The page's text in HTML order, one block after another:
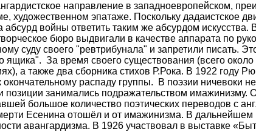
направление в западноевропейском,
художественном эпатаже. Поскольку дадаистское
войны ответить таким же абсурдом
бюро выдвигали в качестве аппарата по
суду своего "ревтрибунала" и запретили писать.
За время своего существования (всего
а также два сборника стихов Р.Рока. В 1922 году
распаду группы. В поэзии ничевоки
занимались подражательством
большое количество поэтических переводов с
Есенина отошёл и от имажинизма. В
авангардизма. В 1926 участвовал в выставке